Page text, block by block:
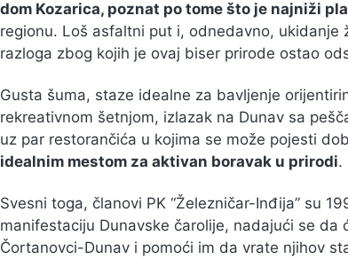
dom Kozarica, poznat po tome što je najniži
regionu. Loš asfaltni put i, odnedavno, ukidanje
razloga zbog kojih je ovaj biser prirode ostao
Gusta šuma, staze idealne za bavljenje
rekreativnom šetnjom, izlazak na Dunav sa
uz par restorančića u kojima se može pojesti
idealnim mestom za aktivan boravak u prirodi.
Svesni toga, članovi PK “Železničar-Inđija” su
manifestaciju Dunavske čarolije, nadajući se
Čortanovci-Dunav i pomoći im da vrate njihov